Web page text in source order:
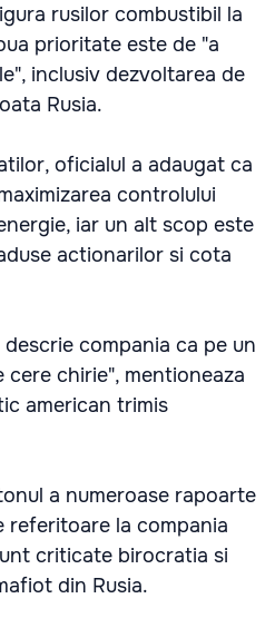
rusilor combustibil la
prioritate este de "a
inclusiv dezvoltarea de
Rusia.
oficialul a adaugat ca
controlului
iar un alt scop este
actionarilor si cota
compania ca pe un
chirie", mentioneaza
american trimis
a numeroase rapoarte
referitoare la compania
criticate birocratia si
din Rusia.